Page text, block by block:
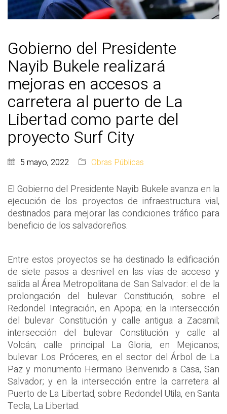
Gobierno del Presidente
Nayib Bukele realizará
mejoras en accesos a
carretera al puerto de La
Libertad como parte del
proyecto Surf City
5 mayo, 2022 Obras Públicas
El Gobierno del Presidente Nayib Bukele avanza en la
ejecución de los proyectos de infraestructura vial,
destinados para mejorar las condiciones tráfico para
beneficio de los salvadoreños.
Entre estos proyectos se ha destinado la edificación
de siete pasos a desnivel en las vías de acceso y
salida al Área Metropolitana de San Salvador: el de la
prolongación del bulevar Constitución, sobre el
Redondel Integración, en Apopa; en la intersección
del bulevar Constitución y calle antigua a Zacamil;
intersección del bulevar Constitución y calle al
Volcán; calle principal La Gloria, en Mejicanos;
bulevar Los Próceres, en el sector del Árbol de La
Paz y monumento Hermano Bienvenido a Casa, San
Salvador; y en la intersección entre la carretera al
Puerto de La Libertad, sobre Redondel Utila, en Santa
Tecla, La Libertad.